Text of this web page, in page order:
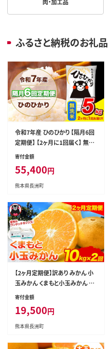
肉・加工品
ふるさと納税のお礼品
令和7年産 ひのひかり 【隔月6回
定期便】 【2ヶ月に1回届く】 無洗
米 5kg (5kg×1袋) 計6回お届
本県産 精米 ひの 米 こめ お米
熊本県 長洲町---hn7tei_55400
寄付金額
55,400円
熊本県長洲町
【2ヶ月定期便】訳あり みかん 小
玉みかん くまもと小玉みかん 10
kg (10kg×1箱) 秋 旬 不揃い
熊本県 産 S-3Sサイズ フルーツ
旬 柑橘 長洲町 温州みかん《10
tei_19500_10kg_oct2---
寄付金額
19,500円
熊本県長洲町